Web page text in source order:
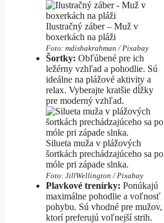
Ilustračný záber – Muž v
boxerkách na pláži
Foto: mdishakrahman / Pixabay
Šortky: Obľúbené pre ich
ležérny vzhľad a pohodlie. Sú
ideálne na plážové aktivity a
relax. Vyberajte kratšie dĺžky
pre moderný vzhľad.
Silueta muža v plážových
šortkách prechádzajúceho sa po
móle pri západe slnka.
Foto: JillWellington / Pixabay
Plavkové trenírky: Ponúkajú
maximálne pohodlie a voľnosť
pohybu. Sú vhodné pre mužov,
ktorí preferujú voľnejší strih.